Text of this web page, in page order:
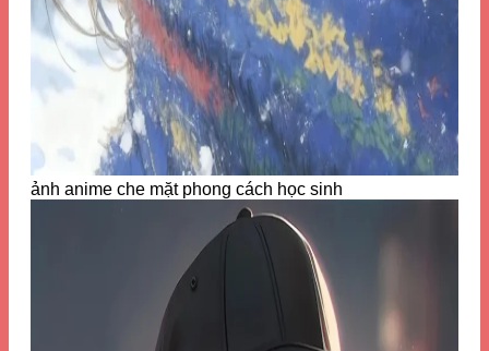
ảnh anime che mặt phong cách học sinh